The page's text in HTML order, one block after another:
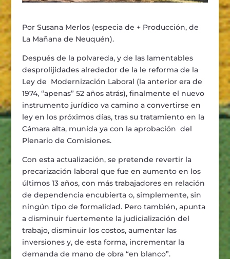
Por Susana Merlos (especia de + Producción, de
La Mañana de Neuquén).
Después de la polvareda, y de las lamentables
desprolijidades alrededor de la le reforma de la
Ley de Modernización Laboral (la anterior era de
1974, “apenas” 52 años atrás), finalmente el nuevo
instrumento jurídico va camino a convertirse en
ley en los próximos días, tras su tratamiento en la
Cámara alta, munida ya con la aprobación del
Plenario de Comisiones.
Con esta actualización, se pretende revertir la
precarización laboral que fue en aumento en los
últimos 13 años, con más trabajadores en relación
de dependencia encubierta o, simplemente, sin
ningún tipo de formalidad. Pero también, apunta
a disminuir fuertemente la judicialización del
trabajo, disminuir los costos, aumentar las
inversiones y, de esta forma, incrementar la
demanda de mano de obra “en blanco”.